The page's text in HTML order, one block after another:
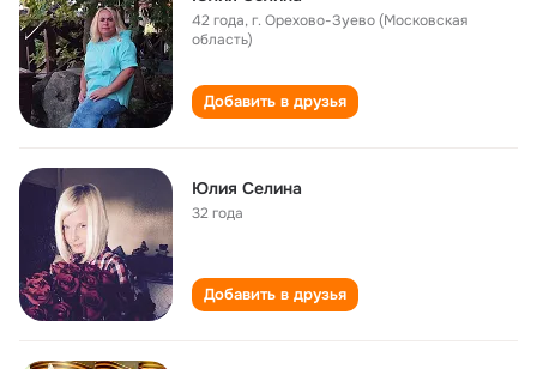
42 года,г. Орехово-Зуево (Московская
область)
Добавить в друзья
Юлия Селина
32 года
Добавить в друзья